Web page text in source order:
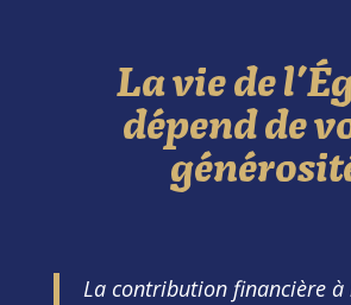
La vie de
dépend de
La contribution financière à